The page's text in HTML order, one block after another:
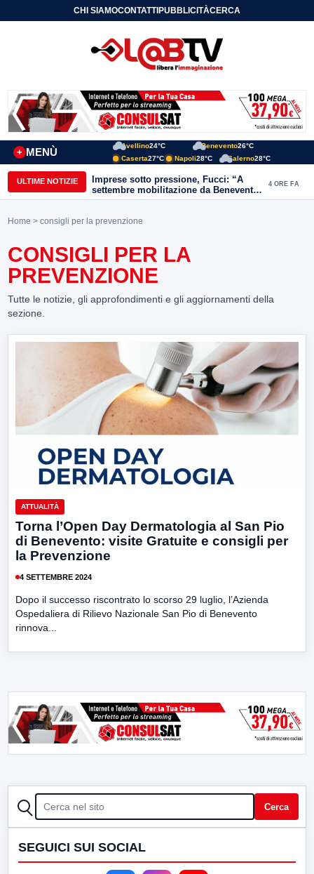
CHI SIAMOCONTATTIPUBBLICITÀCERCA
MENÙ
+
Avellino24°C Benevento26°C
Caserta27°C Napoli28°C Salerno28°C
ULTIME NOTIZIE
Imprese sotto pressione, Fucci: “A
settembre mobilitazione da Benevento
e Avellino”
4 ORE FA
Home > consigli per la prevenzione
CONSIGLI PER LA
PREVENZIONE
Tutte le notizie, gli approfondimenti e gli aggiornamenti della
sezione.
ATTUALITÀ
Torna l’Open Day Dermatologia al San Pio
di Benevento: visite Gratuite e consigli per
la Prevenzione
4 SETTEMBRE 2024
Dopo il successo riscontrato lo scorso 29 luglio, l’Azienda
Ospedaliera di Rilievo Nazionale San Pio di Benevento
rinnova...
CERCA Cerca
SEGUICI SUI SOCIAL